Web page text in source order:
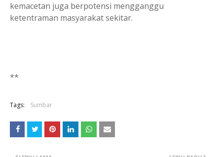
kemacetan juga berpotensi mengganggu
ketentraman masyarakat sekitar.
**
Tags: Sumbar